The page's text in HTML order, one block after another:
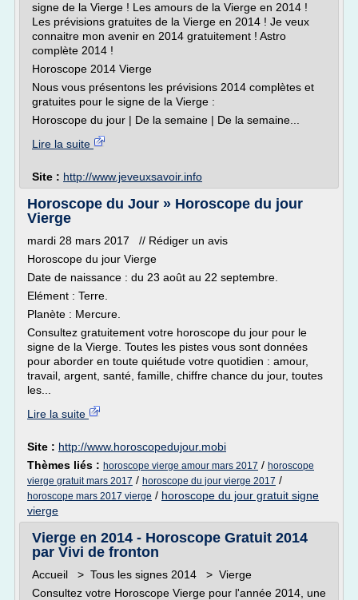
signe de la Vierge ! Les amours de la Vierge en 2014 !
Les prévisions gratuites de la Vierge en 2014 ! Je veux
connaitre mon avenir en 2014 gratuitement ! Astro
complète 2014 !
Horoscope 2014 Vierge
Nous vous présentons les prévisions 2014 complètes et
gratuites pour le signe de la Vierge :
Horoscope du jour | De la semaine | De la semaine...
Lire la suite
Site : http://www.jeveuxsavoir.info
Horoscope du Jour » Horoscope du jour
Vierge
mardi 28 mars 2017 // Rédiger un avis
Horoscope du jour Vierge
Date de naissance : du 23 août au 22 septembre.
Elément : Terre.
Planète : Mercure.
Consultez gratuitement votre horoscope du jour pour le
signe de la Vierge. Toutes les pistes vous sont données
pour aborder en toute quiétude votre quotidien : amour,
travail, argent, santé, famille, chiffre chance du jour, toutes
les...
Lire la suite
Site : http://www.horoscopedujour.mobi
Thèmes liés : horoscope vierge amour mars 2017 / horoscope
vierge gratuit mars 2017 / horoscope du jour vierge 2017 /
horoscope mars 2017 vierge / horoscope du jour gratuit signe
vierge
Vierge en 2014 - Horoscope Gratuit 2014
par Vivi de fronton
Accueil > Tous les signes 2014 > Vierge
Consultez votre Horoscope Vierge pour l'année 2014, une